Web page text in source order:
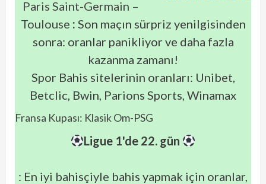
Paris Saint-Germain –
Toulouse : Son maçın sürpriz yenilgisinden
sonra: oranlar panikliyor ve daha fazla
kazanma zamanı!
Spor Bahis sitelerinin oranları: Unibet,
Betclic, Bwin, Parions Sports, Winamax
Fransa Kupası: Klasik Om-PSG
Ligue 1'de 22. gün
: En iyi bahisçiyle bahis yapmak için oranlar,